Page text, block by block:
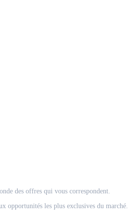
des offres qui vous correspondent.
opportunités les plus exclusives du marché.